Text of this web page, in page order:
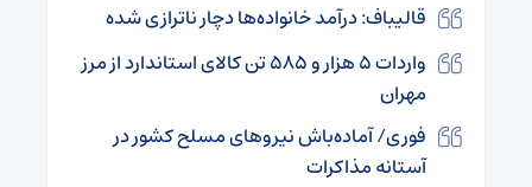
قالیباف: درآمد خانواده‌ها دچار ناترازی شده
واردات ۵ هزار و ۵۸۵ تن کالای استاندارد از مرز
مهران
فوری/ آماده‌باش نیروهای مسلح کشور در
آستانه مذاکرات